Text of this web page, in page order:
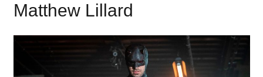
Matthew Lillard